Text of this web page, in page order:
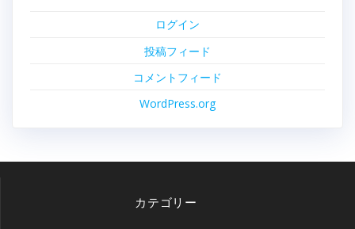
ログイン
投稿フィード
コメントフィード
WordPress.org
カテゴリー